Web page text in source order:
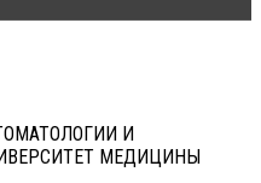
И
МЕДИЦИНЫ